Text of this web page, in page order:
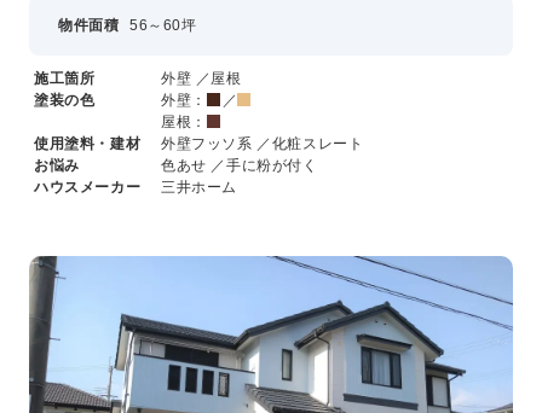
物件面積 56～60坪
施工箇所
外壁 ／屋根
塗装の色
外壁：
／
屋根：
使用塗料・建材
外壁フッソ系 ／化粧スレート
お悩み
色あせ ／手に粉が付く
ハウスメーカー
三井ホーム